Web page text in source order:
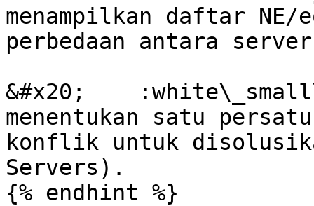
menampilkan daftar NE/
perbedaan antara
&#x20;
menentukan satu
konflik untuk
Servers).
{% endhint %}